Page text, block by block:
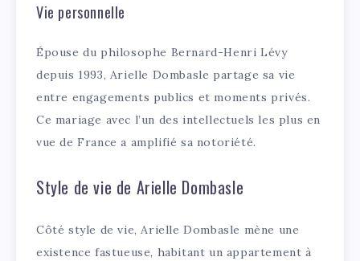
Vie personnelle
Épouse du philosophe Bernard-Henri Lévy
depuis 1993, Arielle Dombasle partage sa vie
entre engagements publics et moments privés.
Ce mariage avec l’un des intellectuels les plus en
vue de France a amplifié sa notoriété.
Style de vie de Arielle Dombasle
Côté style de vie, Arielle Dombasle mène une
existence fastueuse, habitant un appartement à